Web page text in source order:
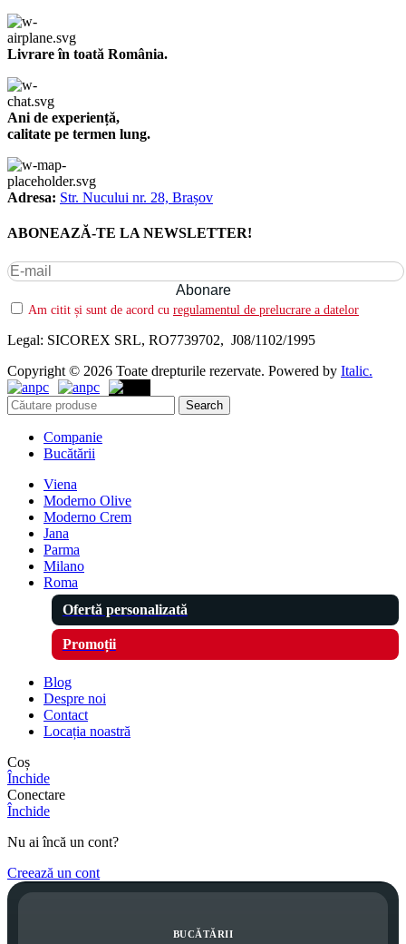
Livrare în toată România.
Ani de experiență,
calitate pe termen lung.
Adresa: Str. Nucului nr. 28, Brașov
ABONEAZĂ-TE LA NEWSLETTER!
Am citit și sunt de acord cu regulamentul de prelucrare a datelor
Legal: SICOREX SRL, RO7739702, J08/1102/1995
Copyright © 2026 Toate drepturile rezervate. Powered by Italic.
Search
Companie
Bucătării
Viena
Moderno Olive
Moderno Crem
Jana
Parma
Milano
Roma
Ofertă personalizată
Promoții
Blog
Despre noi
Contact
Locația noastră
Coș
Închide
Conectare
Închide
Nu ai încă un cont?
Creează un cont
BUCĂTĂRII